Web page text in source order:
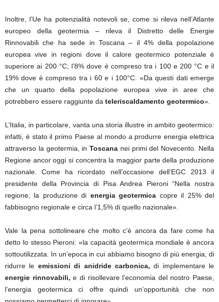
Inoltre, l’Ue ha potenzialità notevoli se, come si rileva nell’Atlante
europeo della geotermia – rileva il Distretto delle Energie
Rinnovabili che ha sede in Toscana – il 4% della popolazione
europea vive in regioni dove il calore geotermico potenziale è
superiore ai 200 °C; l’8% dove è compreso tra i 100 e 200 °C e il
19% dove è compreso tra i 60 e i 100°C. «Da questi dati emerge
che un quarto della popolazione europea vive in aree che
potrebbero essere raggiunte da teleriscaldamento geotermico».
L’Italia, in particolare, vanta una storia illustre in ambito geotermico:
infatti, è stato il primo Paese al mondo a produrre energia elettrica
attraverso la geotermia, inToscana nei primi del Novecento. Nella
Regione ancor oggi si concentra la maggior parte della produzione
nazionale. Come ha ricordato nell’occasione dell’EGC 2013 il
presidente della Provincia di Pisa Andrea Pieroni “Nella nostra
regione, la produzione di energia geotermica copre il 25% del
fabbisogno regionale e circa l’1,5% di quello nazionale».
Vale la pena sottolineare che molto c’è ancora da fare come ha
detto lo stesso Pieroni: «la capacità geotermica mondiale è ancora
sottoutilizzata. In un’epoca in cui abbiamo bisogno di più energia, di
ridurre le emissioni di anidride carbonica, di implementare le
energie rinnovabili, e di risollevare l’economia del nostro Paese,
l’energia geotermica ci offre quindi un’opportunità che non